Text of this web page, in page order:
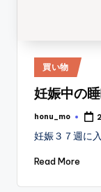
Posted
in
買い物
妊娠中の
Posted
honu_mo
妊娠３７週に
Read More